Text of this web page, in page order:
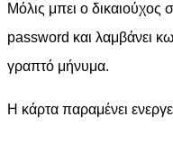
Μόλις μπει ο δικαιούχος
password και λαμβάνει
γραπτό μήνυμα.
Η κάρτα παραμένει